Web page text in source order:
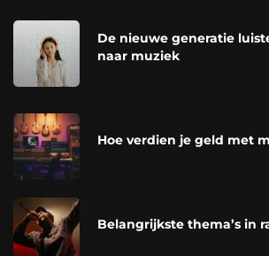
De nieuwe generatie
naar muziek
Hoe verdien je geld met
Belangrijkste thema’s in